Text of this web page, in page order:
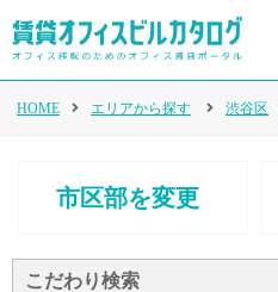
HOME エリアから探す 渋谷区
市区部を変更
こだわり検索